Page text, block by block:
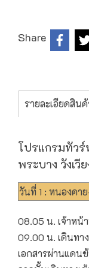
Share
รายละเอียดสินค้
โปรแกรมทัวร์
พระบาง วังเวี
วันที่ 1 : หนองคา
08.05 น. เจ้าหน้
09.00 น. เดินทา
เอกสารผ่านแดน